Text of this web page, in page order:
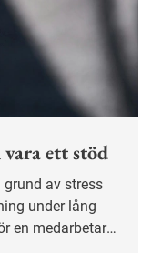
ett stöd
under lång
en medarbetare